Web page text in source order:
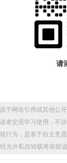
请
于网络引用或其他公
者交流学习使用，不
行为，是基于自主意
允许私自转载将保留